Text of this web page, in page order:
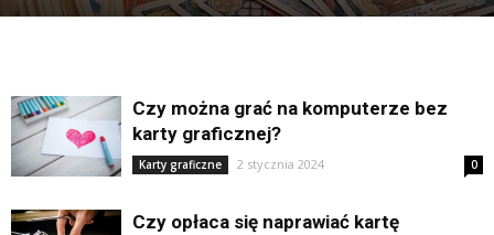
Czy można grać na komputerze bez
karty graficznej?
Karty graficzne 2 stycznia 2024 0
Czy opłaca się naprawiać kartę